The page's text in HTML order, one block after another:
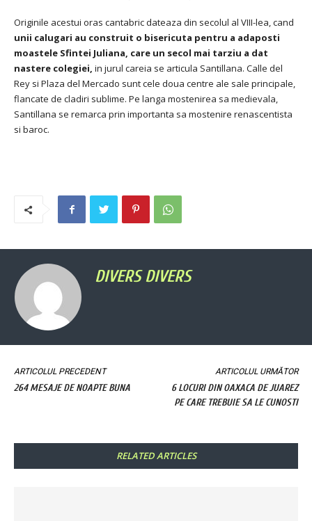
Originile acestui oras cantabric dateaza din secolul al VIII-lea, cand
unii calugari au construit o bisericuta pentru a adaposti
moastele Sfintei Juliana, care un secol mai tarziu a dat
nastere colegiei, in jurul careia se articula Santillana. Calle del
Rey si Plaza del Mercado sunt cele doua centre ale sale principale,
flancate de cladiri sublime. Pe langa mostenirea sa medievala,
Santillana se remarca prin importanta sa mostenire renascentista
si baroc.
DIVERS DIVERS
ARTICOLUL PRECEDENT
264 MESAJE DE NOAPTE BUNA
ARTICOLUL URMĂTOR
6 LOCURI DIN OAXACA DE JUAREZ
PE CARE TREBUIE SA LE CUNOSTI
RELATED ARTICLES